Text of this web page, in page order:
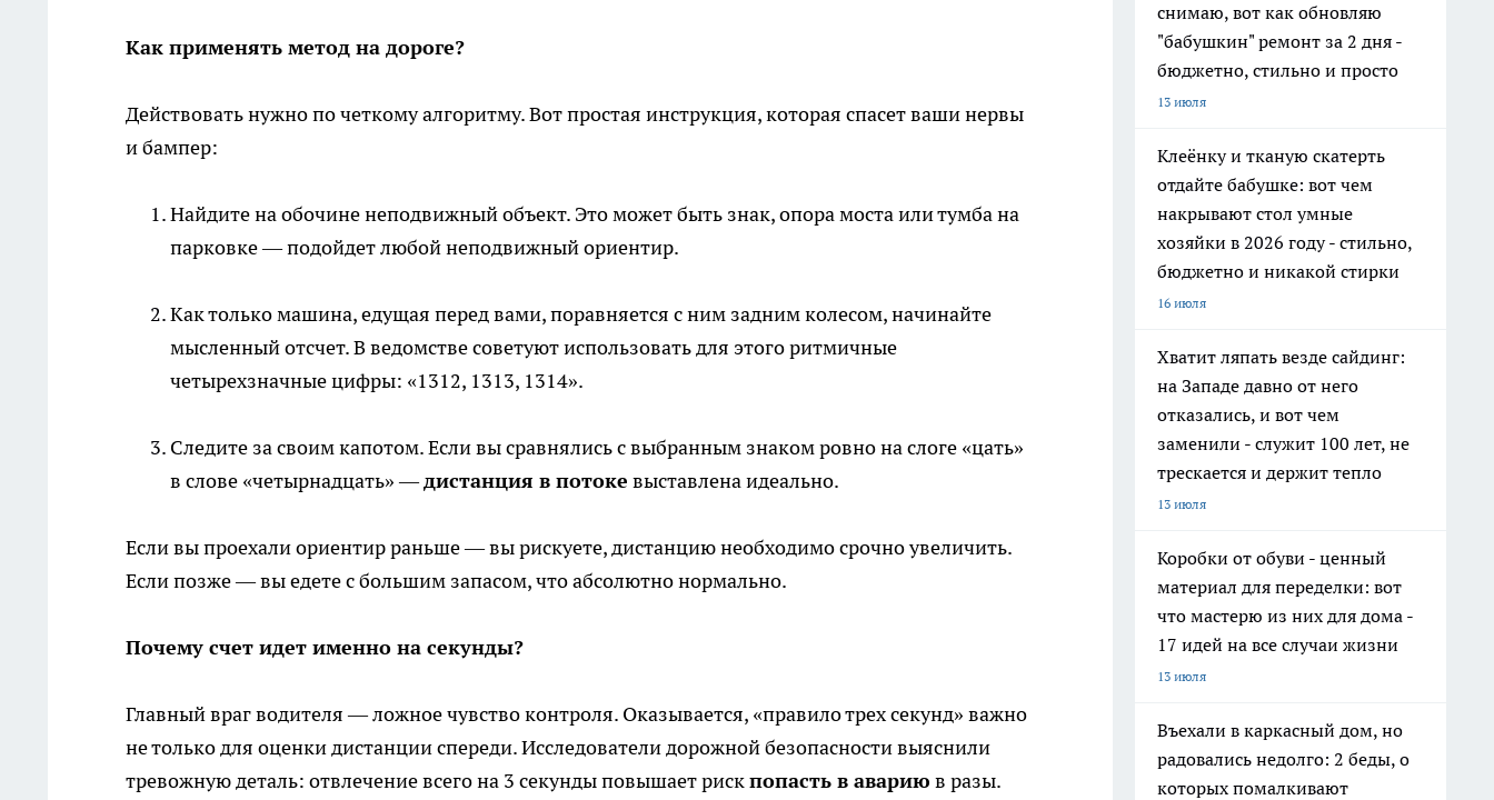
Как применять метод на дороге?
Действовать нужно по четкому алгоритму. Вот простая инструкция, которая спасет ваши нервы
и бампер:
Найдите на обочине неподвижный объект. Это может быть знак, опора моста или тумба на
парковке — подойдет любой неподвижный ориентир.
Как только машина, едущая перед вами, поравняется с ним задним колесом, начинайте
мысленный отсчет. В ведомстве советуют использовать для этого ритмичные
четырехзначные цифры: «1312, 1313, 1314».
Следите за своим капотом. Если вы сравнялись с выбранным знаком ровно на слоге «цать»
в слове «четырнадцать» —дистанция в потоке выставлена идеально.
Если вы проехали ориентир раньше — вы рискуете, дистанцию необходимо срочно увеличить.
Если позже — вы едете с большим запасом, что абсолютно нормально.
Почему счет идет именно на секунды?
Главный враг водителя — ложное чувство контроля. Оказывается, «правило трех секунд» важно
не только для оценки дистанции спереди. Исследователи дорожной безопасности выяснили
тревожную деталь: отвлечение всего на 3 секунды повышает рискпопасть в аварию в разы.
снимаю, вот как обновляю
"бабушкин" ремонт за 2 дня -
бюджетно, стильно и просто
13 июля
Клеёнку и тканую скатерть
отдайте бабушке: вот чем
накрывают стол умные
хозяйки в 2026 году - стильно,
бюджетно и никакой стирки
16 июля
Хватит ляпать везде сайдинг:
на Западе давно от него
отказались, и вот чем
заменили - служит 100 лет, не
трескается и держит тепло
13 июля
Коробки от обуви - ценный
материал для переделки: вот
что мастерю из них для дома -
17 идей на все случаи жизни
13 июля
Въехали в каркасный дом, но
радовались недолго: 2 беды, о
которых помалкивают